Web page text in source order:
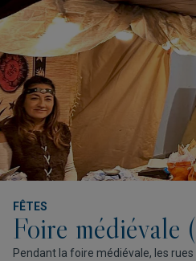
FÊTES
Foire médiévale
Pendant la foire médiévale, les rues